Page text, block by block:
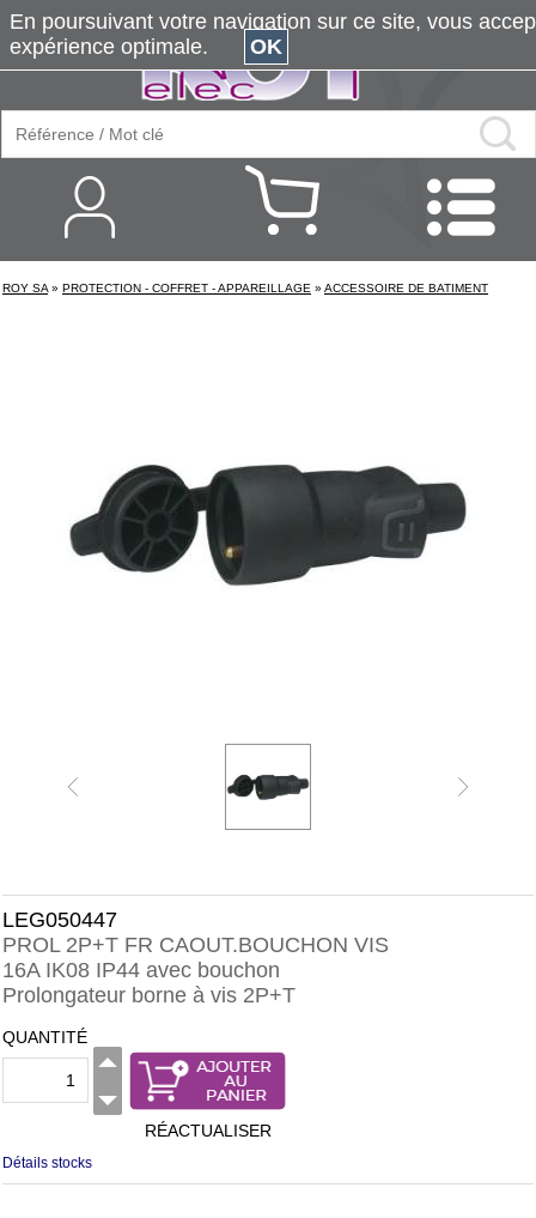
ROY SA » PROTECTION - COFFRET - APPAREILLAGE » ACCESSOIRE DE BATIMENT
LEG050447
PROL 2P+T FR CAOUT.BOUCHON VIS
16A IK08 IP44 avec bouchon
Prolongateur borne à vis 2P+T
QUANTITÉ
RÉACTUALISER
Détails stocks
En poursuivant votre navigation sur ce site, vous
expérience optimale.
OK